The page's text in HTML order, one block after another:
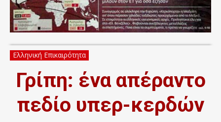
Ελληνική Επικαιρότητα
Γρίπη: ένα απέραντο
πεδίο υπερ-κερδών